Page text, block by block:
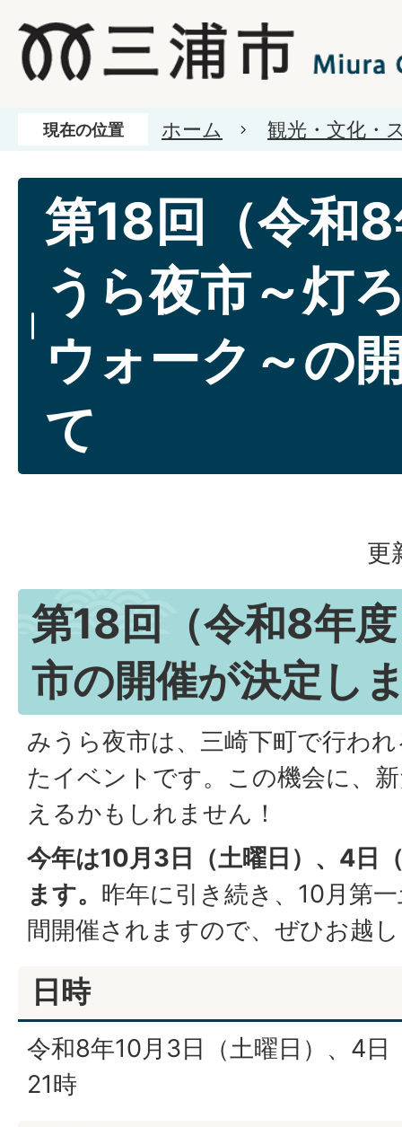
現在の位置 ホーム 観光・文化・
第18回（令和
うら夜市～灯
ウォーク～の
て
更
第18回（令和8年
市の開催が決定し
みうら夜市は、三崎下町で行わ
たイベントです。この機会に、
えるかもしれません！
今年は10月3日（土曜日）、4日
ます。 昨年に引き続き、10月第
間開催されますので、ぜひお越
日時
令和8年10月3日（土曜日）、4日
21時